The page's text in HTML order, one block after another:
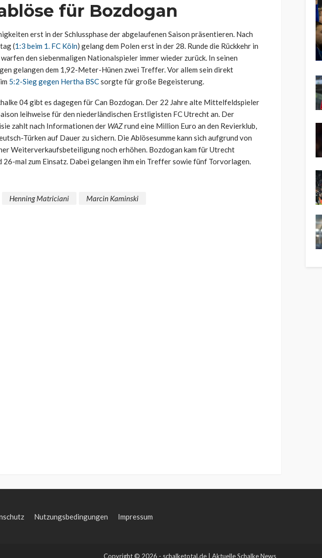
für Bozdogan
erst in der Schlussphase der abgelaufenen Saison präsentieren. Nach
(1:3 beim 1. FC Köln) gelang dem Polen erst in der 28. Runde die Rückkehr in
den siebenmaligen Nationalspieler immer wieder zurück. In seinen
gelangen dem 1,92-Meter-Hünen zwei Treffer. Vor allem sein direkt
5:2-Sieg gegen Hertha BSCsorgte für große Begeisterung.
04 gibt es dagegen für Can Bozdogan. Der 22 Jahre alte Mittelfeldspieler
leihweise für den niederländischen Erstligisten FC Utrecht an. Der
zahlt nach Informationen der WAZrund eine Million Euro an den Revierklub,
Türken auf Dauer zu sichern. Die Ablösesumme kann sich aufgrund von
Weiterverkaufsbeteiligung noch erhöhen. Bozdogan kam für Utrecht
mal zum Einsatz. Dabei gelangen ihm ein Treffer sowie fünf Torvorlagen.
Henning Matriciani Marcin Kaminski
Nutzungsbedingungen Impressum
Copyright © 2026 - schalketotal.de | Aktuelle Schalke News